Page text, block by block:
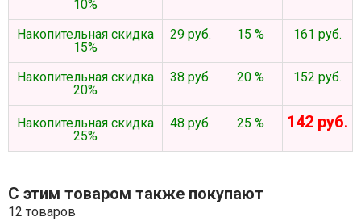
10%
Накопительная скидка
15%
29 руб. 15 % 161 руб.
Накопительная скидка
20%
38 руб. 20 % 152 руб.
Накопительная скидка
25%
48 руб. 25 % 142 руб.
С этим товаром также покупают
12 товаров